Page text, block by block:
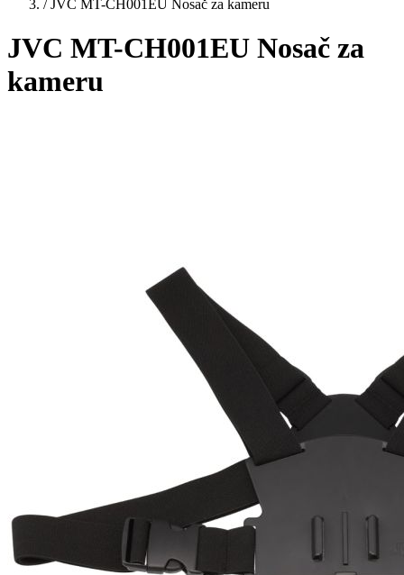
/ JVC MT-CH001EU Nosač za kameru
JVC MT-CH001EU Nosač za
kameru